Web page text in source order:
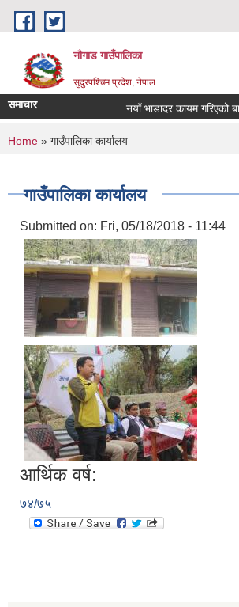
Skip to main content
नौगाड गाउँपालिका
सुदुरपश्चिम प्रदेश, नेपाल
समाचार नयाँ भाडादर कायम गरिएको बारे ।
You are here
Home » गाउँपालिका कार्यालय
गाउँपालिका कार्यालय
Submitted on: Fri, 05/18/2018 - 11:44
आर्थिक वर्ष:
७४/७५